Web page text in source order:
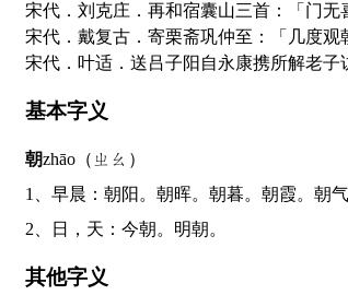
宋代．刘克庄．再和宿囊山三首：「门无
宋代．戴复古．寄栗斋巩仲至：「几度观
宋代．叶适．送吕子阳自永康携所解老子
基本字义
朝zhāo（ㄓㄠ）
1、早晨：朝阳。朝晖。朝暮。朝霞。
2、日，天：今朝。明朝。
其他字义